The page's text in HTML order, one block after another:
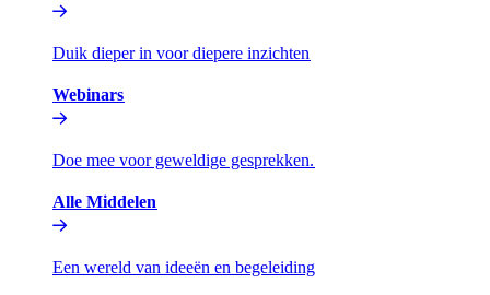
Duik dieper in voor diepere inzichten​​
Webinars​​
Doe mee voor geweldige gesprekken.​​
Alle Middelen​​
Een wereld van ideeën en begeleiding​​